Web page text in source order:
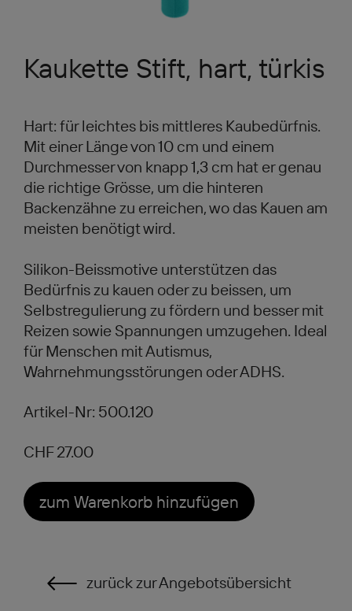
Kaukette Stift, hart, türkis
Hart: für leichtes bis mittleres Kaubedürfnis.
Mit einer Länge von 10 cm und einem
Durchmesser von knapp 1,3 cm hat er genau
die richtige Grösse, um die hinteren
Backenzähne zu erreichen, wo das Kauen am
meisten benötigt wird.
Silikon-Beissmotive unterstützen das
Bedürfnis zu kauen oder zu beissen, um
Selbstregulierung zu fördern und besser mit
Reizen sowie Spannungen umzugehen. Ideal
für Menschen mit Autismus,
Wahrnehmungsstörungen oder ADHS.
Artikel-Nr: 500.120
CHF 27.00
zum Warenkorb hinzufügen
zurück zur Angebotsübersicht